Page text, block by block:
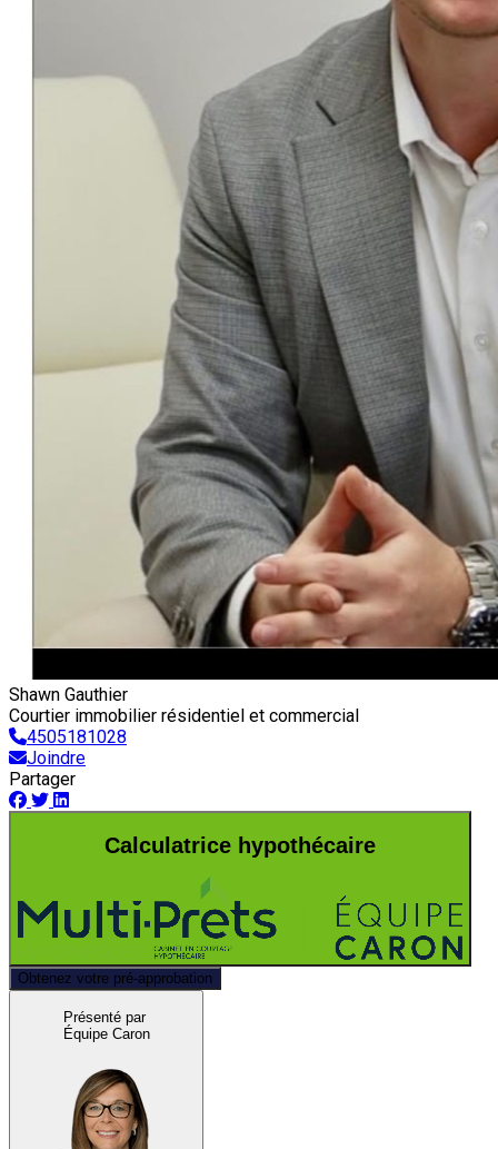
Shawn Gauthier
Courtier immobilier résidentiel et commercial
4505181028
Joindre
Partager
Calculatrice hypothécaire
Obtenez votre pré-approbation
Présenté par
Équipe Caron